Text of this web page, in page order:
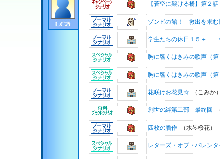
【蒼空に架ける橋】第２
ゾンビの館！ 救出を求む
学生たちの休日１５＋……
胸に響くはきみの歌声（
胸に響くはきみの歌声（
花咲けお花見☆ （こみか
創世の絆第二部 最終回
四枚の贋作 （水琴桜花）
レターズ・オブ・バレンタ